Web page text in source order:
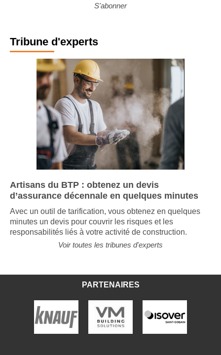
S'abonner
Tribune d'experts
Artisans du BTP : obtenez un devis
d’assurance décennale en quelques minutes
Avec un outil de tarification, vous obtenez en quelques
minutes un devis pour couvrir les risques et les
responsabilités liés à votre activité de construction.
Voir toutes les tribunes d'experts
PARTENAIRES